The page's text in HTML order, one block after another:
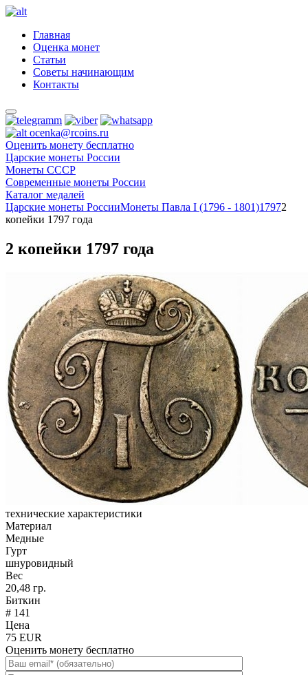
Главная
Оценка монет
Статьи
Советы начинающим
Контакты
ocenka@rcoins.ru
Оценить монету бесплатно
Царские монеты России
Монеты СССР
Современные монеты России
Каталог медалей
Царские монеты РоссииМонеты Павла I (1796 - 1801)17972
копейки 1797 года
2 копейки 1797 года
технические характеристики
Материал
Медные
Гурт
шнуровидный
Вес
20,48 гр.
Биткин
# 141
Цена
75 EUR
Оценить монету бесплатно